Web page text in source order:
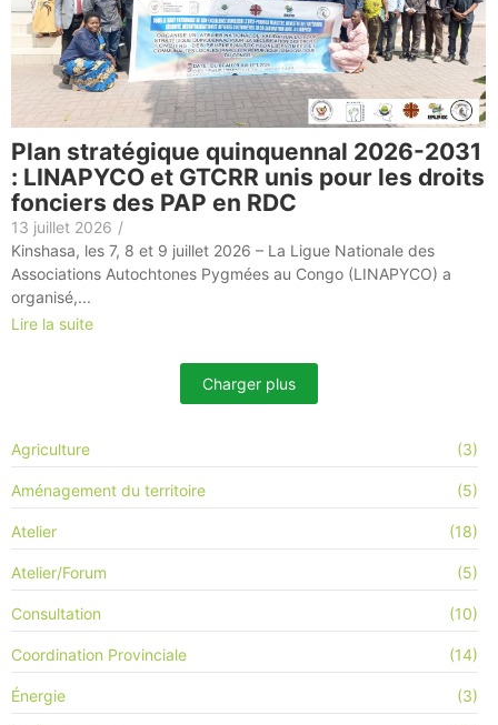
Plan stratégique quinquennal 2026-2031
: LINAPYCO et GTCRR unis pour les droits
fonciers des PAP en RDC
13 juillet 2026 /
Kinshasa, les 7, 8 et 9 juillet 2026 – La Ligue Nationale des
Associations Autochtones Pygmées au Congo (LINAPYCO) a
organisé,...
Lire la suite
Charger plus
Agriculture (3)
Aménagement du territoire (5)
Atelier (18)
Atelier/Forum (5)
Consultation (10)
Coordination Provinciale (14)
Énergie (3)